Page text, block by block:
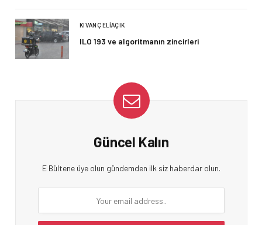
KIVANÇ ELIAÇIK
ILO 193 ve algoritmanın zincirleri
Güncel Kalın
E Bültene üye olun gündemden ilk siz haberdar olun.